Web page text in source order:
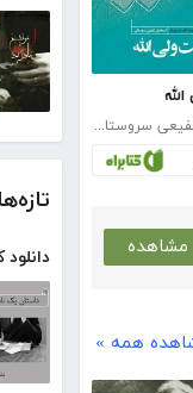
تازه‌ها
اسماعیل شفیعی سروستانی
مشاهده
همه »